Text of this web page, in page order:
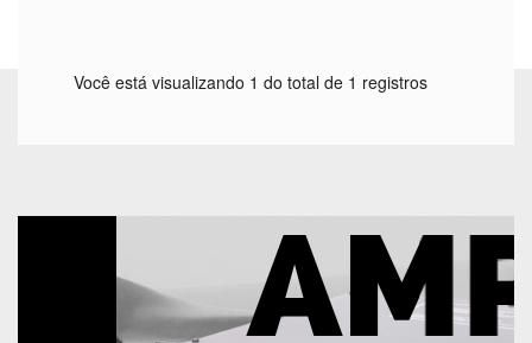
Você está visualizando 1 do total de 1 registros